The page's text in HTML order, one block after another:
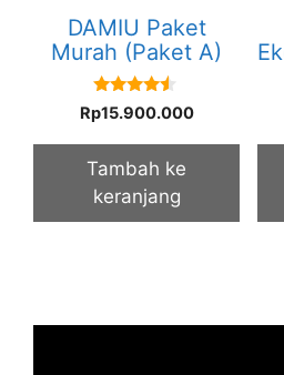
DAMIU Paket
Murah (Paket A)
4.33
out of 5
Rp15.900.000
Tambah ke
keranjang